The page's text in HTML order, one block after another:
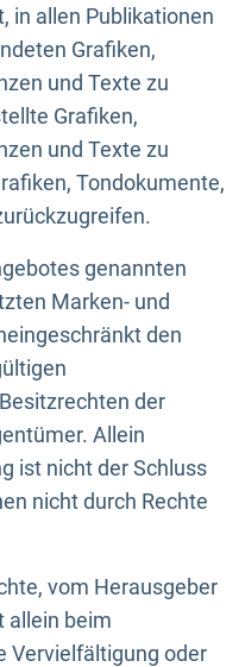
in allen Publikationen
Grafiken,
und Texte zu
Grafiken,
und Texte zu
Tondokumente,
genannten
Marken- und
den
der
Allein
ist nicht der Schluss
nicht durch Rechte
vom Herausgeber
allein beim
Vervielfältigung oder